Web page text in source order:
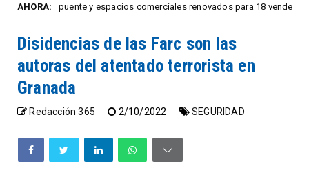
AHORA:
puente y espacios comerciales renovados para 18 vendedores
Disidencias de las Farc son las
autoras del atentado terrorista en
Granada
Redacción 365 2/10/2022 SEGURIDAD